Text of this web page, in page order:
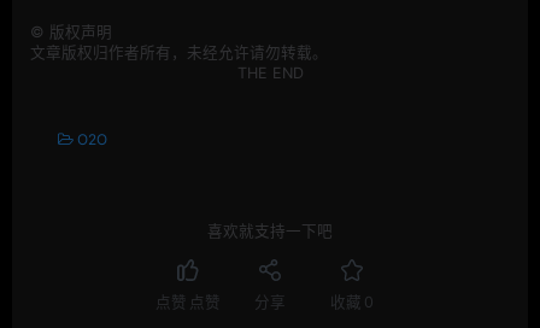
© 版权声明
文章版权归作者所有，未经允许请勿转载。
THE END
O2O
喜欢就支持一下吧
点赞 点赞 分享 收藏 0